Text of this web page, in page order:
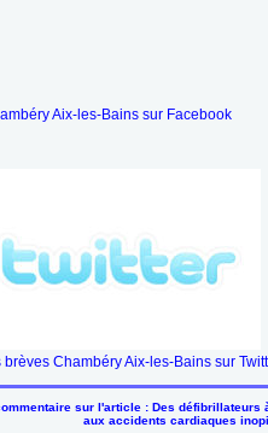
Aix-les-Bains sur Facebook
Chambéry Aix-les-Bains sur
sur l'article : Des défibrillateurs
aux accidents cardiaques